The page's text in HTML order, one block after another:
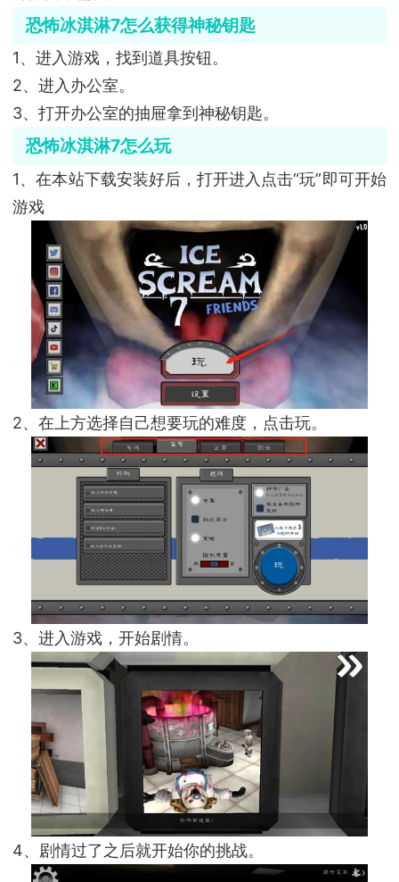
恐怖冰淇淋7怎么获得神秘钥匙
1、进入游戏，找到道具按钮。
2、进入办公室。
3、打开办公室的抽屉拿到神秘钥匙。
恐怖冰淇淋7怎么玩
1、在本站下载安装好后，打开进入点击“玩”即可开始
游戏
2、在上方选择自己想要玩的难度，点击玩。
3、进入游戏，开始剧情。
4、剧情过了之后就开始你的挑战。